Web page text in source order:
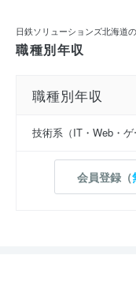
日鉄ソリューションズ北海道の
職種別年収
職種別年収
技術系（IT・Web・ゲ
会員登録（